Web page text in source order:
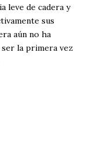
leve de cadera y
sus
aún no ha
la primera vez